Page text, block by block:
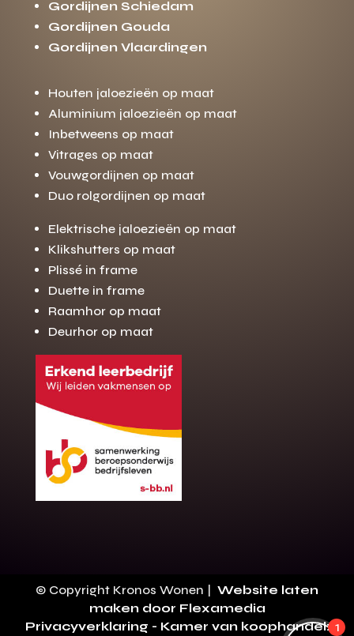
Gratis offerte
op maat?
Binnen 24 uur jouw gratis offerte
Wij werken landelijk
100+ stoffen
Gordijnen Schiedam
Gordijnen Gouda
Gordijnen Vlaardingen
Houten jaloezieën op maat
Aluminium jaloezieën op maat
Inbetweens op maat
Vitrages op maat
Vouwgordijnen op maat
Duo rolgordijnen op maat
Elektrische jaloezieën op maat
Klikshutters op maat
Plissé in frame
Duette in frame
Raamhor op maat
Deurhor op maat
1
© Copyright Kronos Wonen | Website laten
maken door Flexamedia
Privacyverklaring - Kamer van koophandel: